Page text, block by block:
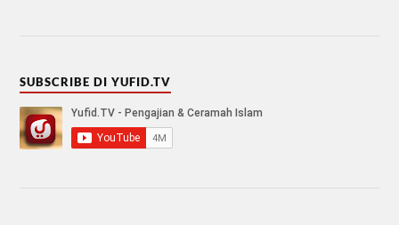
SUBSCRIBE DI YUFID.TV